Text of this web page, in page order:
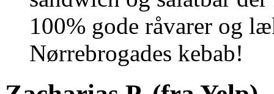
100% gode råvarer og
Nørrebrogades kebab!